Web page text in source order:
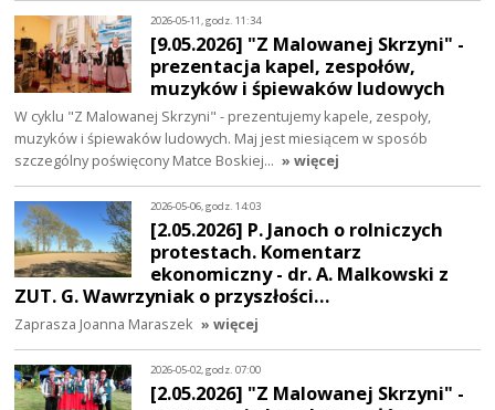
2026-05-11, godz. 11:34
[9.05.2026] "Z Malowanej Skrzyni" -
prezentacja kapel, zespołów,
muzyków i śpiewaków ludowych
W cyklu "Z Malowanej Skrzyni" - prezentujemy kapele, zespoły,
muzyków i śpiewaków ludowych. Maj jest miesiącem w sposób
szczególny poświęcony Matce Boskiej… » więcej
2026-05-06, godz. 14:03
[2.05.2026] P. Janoch o rolniczych
protestach. Komentarz
ekonomiczny - dr. A. Malkowski z
ZUT. G. Wawrzyniak o przyszłości…
Zaprasza Joanna Maraszek » więcej
2026-05-02, godz. 07:00
[2.05.2026] "Z Malowanej Skrzyni" -